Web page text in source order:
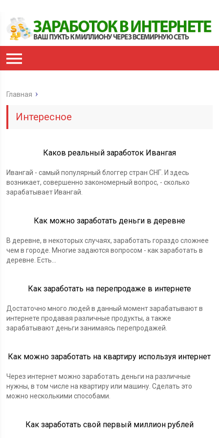
Главная
Интересное
Каков реальный заработок Ивангая
Ивангай - самый популярный блоггер стран СНГ. И здесь
возникает, совершенно закономерный вопрос, - сколько
зарабатывает Ивангай.
Как можно заработать деньги в деревне
В деревне, в некоторых случаях, заработать гораздо сложнее
чем в городе. Многие задаются вопросом - как заработать в
деревне. Есть...
Как заработать на перепродаже в интернете
Достаточно много людей в данный момент зарабатывают в
интернете продавая различные продукты, а также
зарабатывают деньги занимаясь перепродажей.
Как можно заработать на квартиру используя интернет
Через интернет можно заработать деньги на различные
нужны, в том числе на квартиру или машину. Сделать это
можно несколькими способами.
Как заработать свой первый миллион рублей